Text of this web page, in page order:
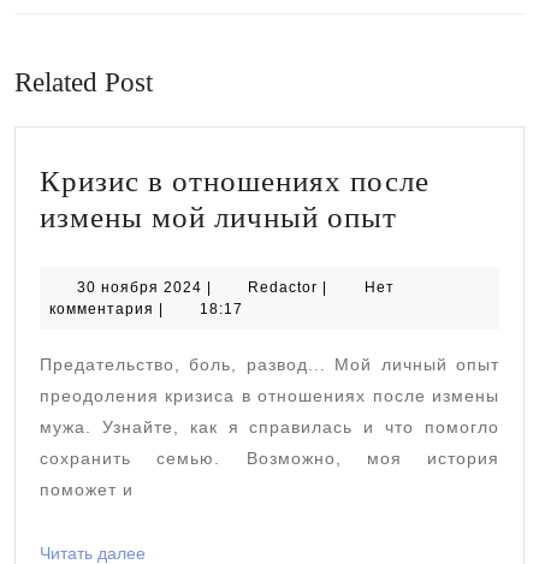
Related Post
Кризис в отношениях после
измены мой личный опыт
измены
мой
личный
опыт
30 ноября 2024 30
ноября
Redactor Redactor
Нет
комментария
18:17
Предательство, боль, развод... Мой личный опыт
преодоления кризиса в отношениях после измены
мужа. Узнайте, как я справилась и что помогло
сохранить семью. Возможно, моя история
поможет и
Читать далее